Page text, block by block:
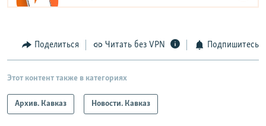
Поделиться Читать без VPN Подпишитесь
Этот контент также в категориях
Архив. Кавказ Новости. Кавказ